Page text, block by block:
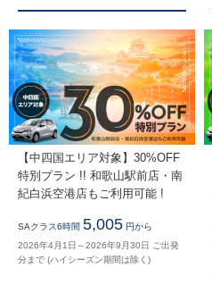
【中四国エリア対象】30%OFF
特別プラン !! 和歌山駅前店・南
紀白浜空港店もご利用可能 !
SAクラス6時間 5,005 円から
2026年4月1日～2026年9月30日 ご出発
分まで (ハイシーズン期間は除く)